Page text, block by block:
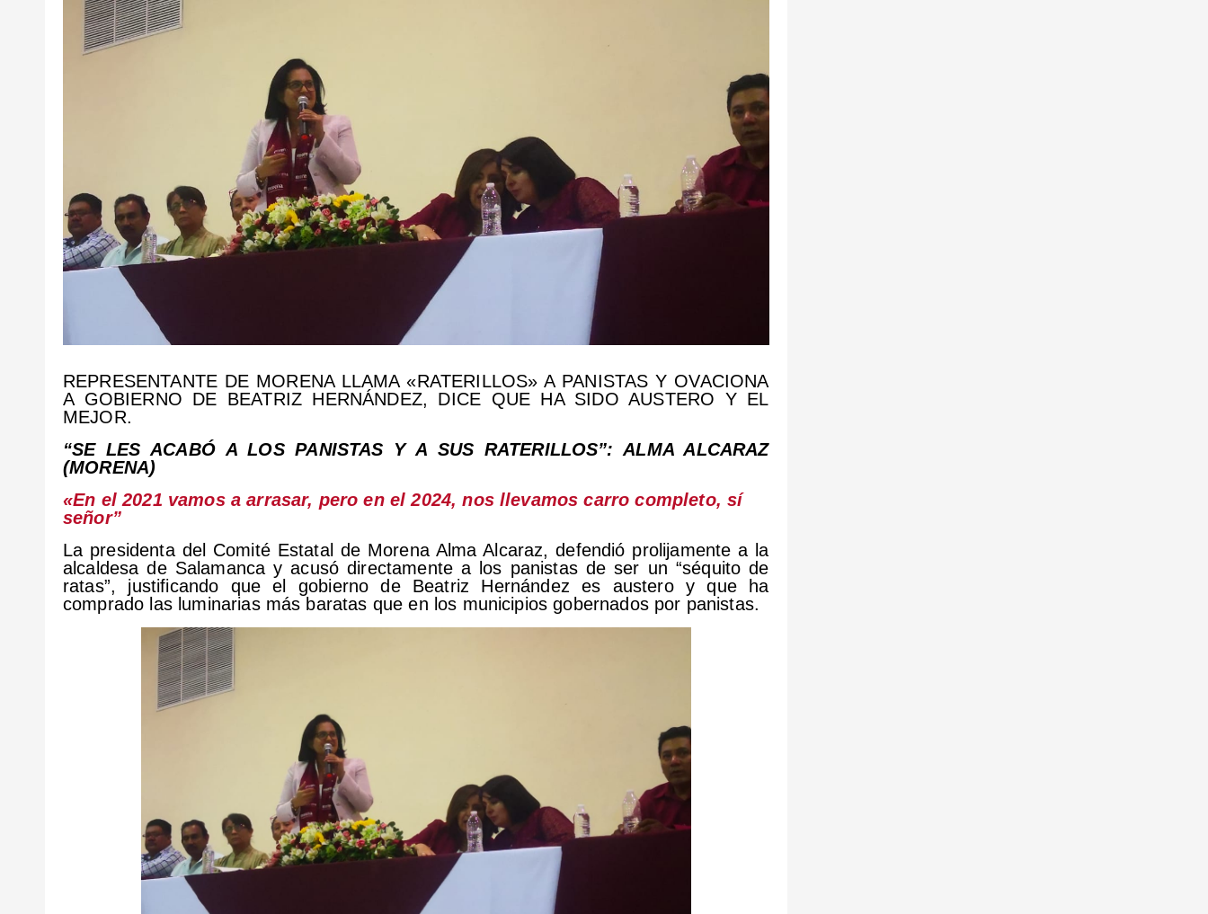
REPRESENTANTE DE MORENA LLAMA «RATERILLOS» A PANISTAS Y OVACIONA
A GOBIERNO DE BEATRIZ HERNÁNDEZ, DICE QUE HA SIDO AUSTERO Y EL
MEJOR.
“SE LES ACABÓ A LOS PANISTAS Y A SUS RATERILLOS”: ALMA ALCARAZ
(MORENA)
«En el 2021 vamos a arrasar, pero en el 2024, nos llevamos carro completo, sí
señor”
La presidenta del Comité Estatal de Morena Alma Alcaraz, defendió prolijamente a la
alcaldesa de Salamanca y acusó directamente a los panistas de ser un “séquito de
ratas”, justificando que el gobierno de Beatriz Hernández es austero y que ha
comprado las luminarias más baratas que en los municipios gobernados por panistas.